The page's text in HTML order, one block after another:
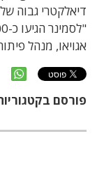
אגויאו, מנהל
פורסם